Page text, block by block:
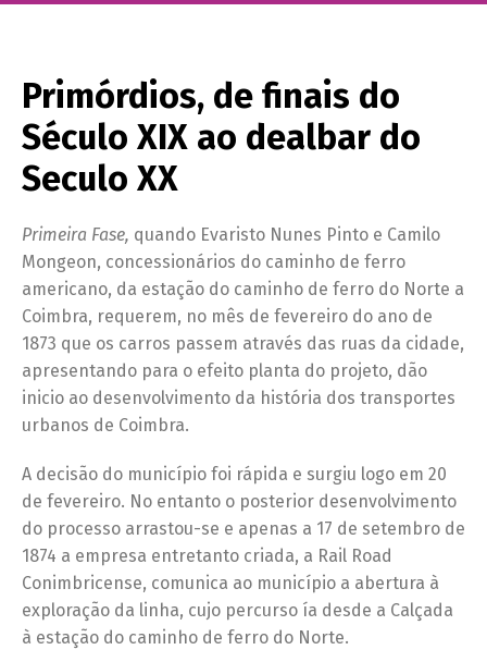
Primórdios, de finais do
Século XIX ao dealbar do
Seculo XX
Primeira Fase, quando Evaristo Nunes Pinto e Camilo
Mongeon, concessionários do caminho de ferro
americano, da estação do caminho de ferro do Norte a
Coimbra, requerem, no mês de fevereiro do ano de
1873 que os carros passem através das ruas da cidade,
apresentando para o efeito planta do projeto, dão
inicio ao desenvolvimento da história dos transportes
urbanos de Coimbra.
A decisão do município foi rápida e surgiu logo em 20
de fevereiro. No entanto o posterior desenvolvimento
do processo arrastou-se e apenas a 17 de setembro de
1874 a empresa entretanto criada, a Rail Road
Conimbricense, comunica ao município a abertura à
exploração da linha, cujo percurso ía desde a Calçada
à estação do caminho de ferro do Norte.